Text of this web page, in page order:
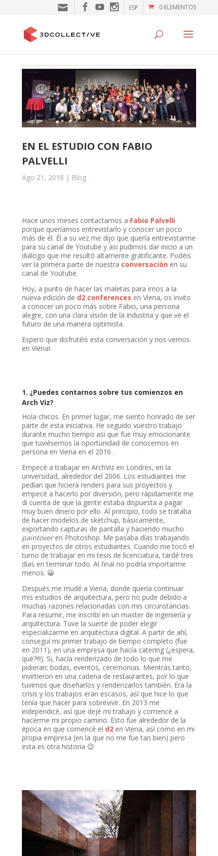
0 ELEMENTOS
ESP
EN EL ESTUDIO CON FABIO
PALVELLI
Ago 21, 2018 | Blog
Hace unos meses contactamos a Fabio Palvelli
porque queríamos entrevistarlo y conocer un poco
más de él. Él a su vez me dijo que quería entrevistarme
para su canal de Youtube y asi pudimos dar inicio a un
diálogo que me resultó altamente gratificante. Podéis
ver la primera parte de nuestra conversación en su
canal de Youtube.
Hoy, a punto de hacer las maletas para irnos a la
nueva edición de d2 conferences en Viena, os invito
a conocer un poco más sobre Fabio, una persona
alegre, con una clara visión de la industria y que ve el
futuro de una manera optimista.
Espero que disfrutéis esta conversación y nos vemos
en Viena!.
1. ¿Puedes contarnos sobre tus comienzos en
Arch Viz?
Hola chicos. En primer lugar, me siento honrado de ser
parte de esta iniciativa. He seguido vuestro trabajo
durante mucho tiempo asi que fue muy emocionante
que tuviésemos la oportunidad de conocernos en
persona en Viena en el 2016 .
Empecé a trabajar en ArchViz en Londres, en la
universidad, alrededor del 2006. Los estudiantes me
pedían que hiciera renders para sus proyectos y
empecé a hacerlo por diversión, pero rápidamente me
di cuenta de que la gente estaba dispuesta a pagar
muy buen dinero por ello. Al principio, todo se trataba
de hacer modelos de sketchup, básicamente,
exportando capturas de pantalla y haciendo mucho
paintoveren Photoshop. Me pasaba días trabajando
en proyectos de otros estudiantes. Cuando me tocó el
turno de trabajar en mi tesis de licenciatura, tardé tres
días en terminar todo. Al final no podría importarme
menos. 😀
Después me mudé a Viena, donde quería continuar
mis estudios de arquitectura, pero no pude debido a
muchas razones relacionadas con mis circunstancias.
Para resumir, me inscribí en un master de ingeniería y
arquitectura. Tuve la suerte de poder elegir
especializarme en arquitectura digital. A partir de ahí,
conseguí mi primer trabajo de tiempo completo (fue
en 2011), en una empresa que hacía catering (¿espera,
qué?!!!). Si, hacía renderizado de todo lo que me
pidieran: bodas, eventos, ceremonias. Mientras tanto,
invirtieron en una cadena de restaurantes, por lo que
tuvimos que diseñarlos y renderizarlos también. Era la
crisis y los trabajos eran escasos, así que hice lo que
tenía que hacer para sobrevivir. En 2013 me
independicé, así que dejé mi trabajo y comencé a
hacerme mi propio camino. Esto fue alrededor de la
época en que comencé el d2en Viena, así como en mi
propia empresa (en la que no me fue tan bien) pero
esta es otra historia 😉